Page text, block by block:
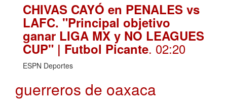
CHIVAS CAYÓ en PENALES vs
LAFC. "Principal objetivo
ganar LIGA MX y NO LEAGUES
CUP" | Futbol Picante. 02:20
ESPN Deportes
guerreros de oaxaca